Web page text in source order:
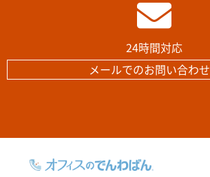
24時間対応
メールでのお問い合わせ